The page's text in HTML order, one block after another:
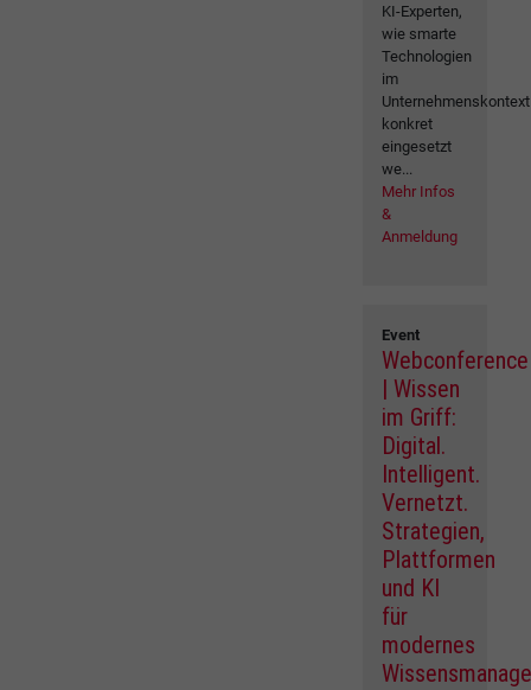
KI-Experten,
wie smarte
Technologien
im
Unternehmenskontext
konkret
eingesetzt
we...
Mehr Infos
&
Anmeldung
Event
Webconference
| Wissen
im Griff:
Digital.
Intelligent.
Vernetzt.
Strategien,
Plattformen
und KI
für
modernes